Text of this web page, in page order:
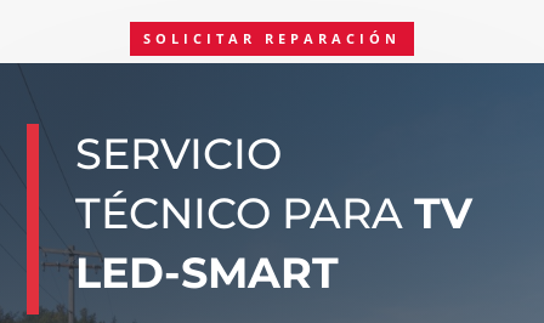
SOLICITAR REPARACIÓN
SERVICIO
TÉCNICO PARATV
LED-SMART